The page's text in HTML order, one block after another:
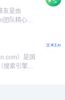
品牌强势曝
户进行智
生成各类
据需求自
用户节省时
...
AI智能写
脸、照片
的创作空
写作、视频
理，万彩
友是由
团队精心打
师提供品
成就、收
值的全方位
入研究设
）是国
搜索引擎优